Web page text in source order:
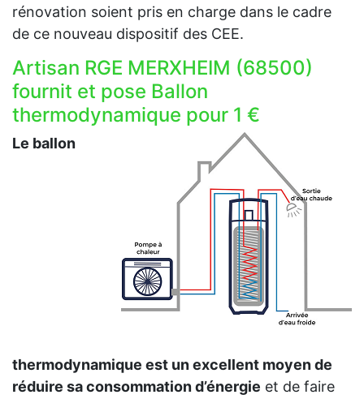
rénovation soient pris en charge dans le cadre
de ce nouveau dispositif des CEE.
Artisan RGE MERXHEIM (68500)
fournit et pose Ballon
thermodynamique pour 1 €
Le ballon
thermodynamique est un excellent moyen de
réduire sa consommation d’énergie et de faire